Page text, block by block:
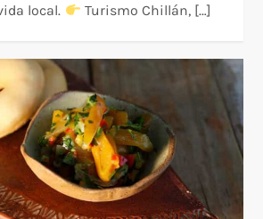
local.
Turismo Chillán, […]